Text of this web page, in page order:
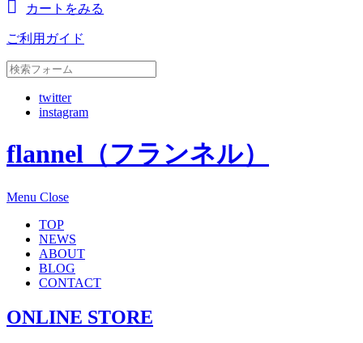
カートをみる
ご利用ガイド
twitter
instagram
flannel（フランネル）
Menu Close
TOP
NEWS
ABOUT
BLOG
CONTACT
ONLINE STORE